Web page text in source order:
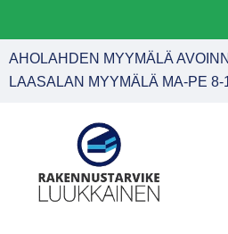
AHOLAHDEN MYYMÄLÄ
LAASALAN MYYMÄLÄ MA-PE 8-